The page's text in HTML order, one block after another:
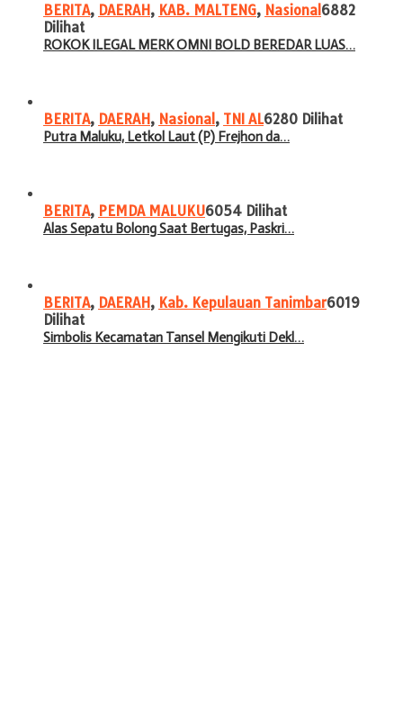
BERITA, DAERAH, KAB. MALTENG, Nasional 6882
Dilihat
ROKOK ILEGAL MERK OMNI BOLD BEREDAR LUAS…
BERITA, DAERAH, Nasional , TNI AL6280 Dilihat
Putra Maluku, Letkol Laut (P) Frejhon da…
BERITA, PEMDA MALUKU6054 Dilihat
Alas Sepatu Bolong Saat Bertugas, Paskri…
BERITA, DAERAH, Kab. Kepulauan Tanimbar6019
Dilihat
Simbolis Kecamatan Tansel Mengikuti Dekl…